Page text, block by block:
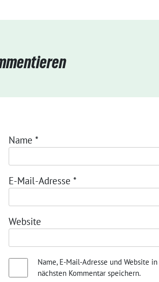
Name *
E-Mail-Adresse *
Website
Name, E-Mail-Adresse und Website
nächsten Kommentar speichern.